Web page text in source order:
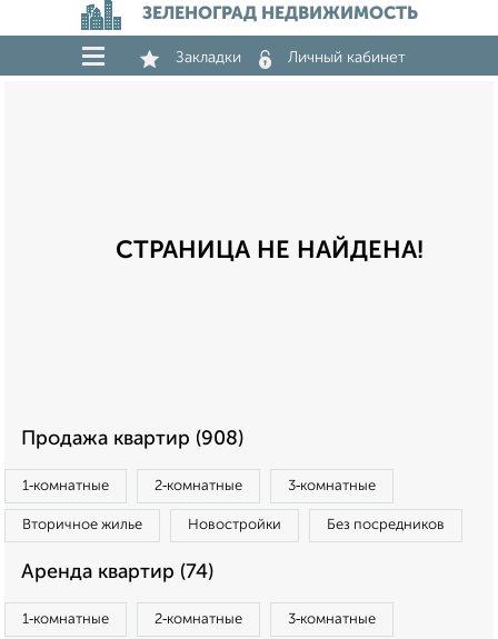
ЗЕЛЕНОГРАД НЕДВИЖИМОСТЬ
Закладки Личный кабинет
СТРАНИЦА НЕ НАЙДЕНА!
Продажа квартир (908)
1‑комнатные 2‑комнатные 3‑комнатные
Вторичное жилье Новостройки Без посредников
Аренда квартир (74)
1‑комнатные 2‑комнатные 3‑комнатные